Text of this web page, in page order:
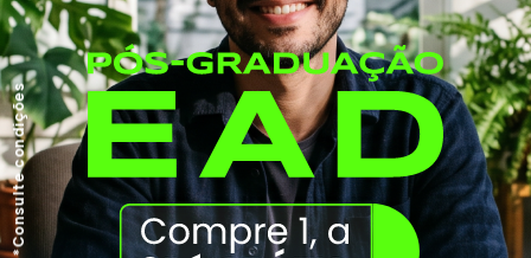
*Consulte condições